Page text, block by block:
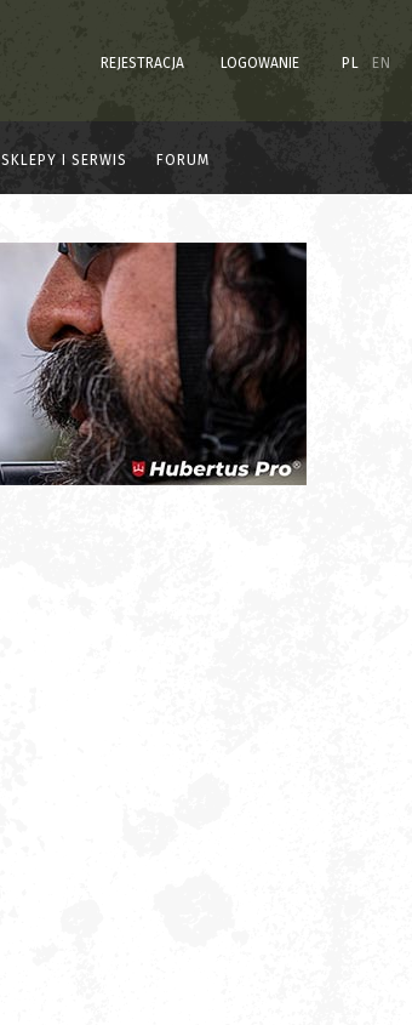
REJESTRACJA LOGOWANIE PL EN
SKLEPY I SERWIS FORUM